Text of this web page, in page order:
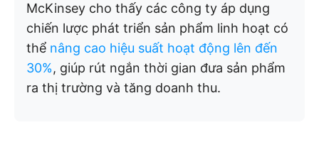
McKinsey cho thấy các công ty áp dụng
chiến lược phát triển sản phẩm linh hoạt có
thể nâng cao hiệu suất hoạt động lên đến
30%, giúp rút ngắn thời gian đưa sản phẩm
ra thị trường và tăng doanh thu.